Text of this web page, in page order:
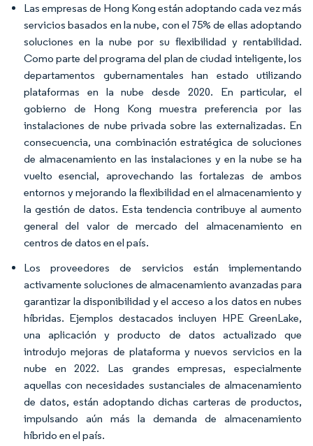
Las empresas de Hong Kong están adoptando cada vez más
servicios basados en la nube, con el 75% de ellas adoptando
soluciones en la nube por su flexibilidad y rentabilidad.
Como parte del programa del plan de ciudad inteligente, los
departamentos gubernamentales han estado utilizando
plataformas en la nube desde 2020. En particular, el
gobierno de Hong Kong muestra preferencia por las
instalaciones de nube privada sobre las externalizadas. En
consecuencia, una combinación estratégica de soluciones
de almacenamiento en las instalaciones y en la nube se ha
vuelto esencial, aprovechando las fortalezas de ambos
entornos y mejorando la flexibilidad en el almacenamiento y
la gestión de datos. Esta tendencia contribuye al aumento
general del valor de mercado del almacenamiento en
centros de datos en el país.
Los proveedores de servicios están implementando
activamente soluciones de almacenamiento avanzadas para
garantizar la disponibilidad y el acceso a los datos en nubes
híbridas. Ejemplos destacados incluyen HPE GreenLake,
una aplicación y producto de datos actualizado que
introdujo mejoras de plataforma y nuevos servicios en la
nube en 2022. Las grandes empresas, especialmente
aquellas con necesidades sustanciales de almacenamiento
de datos, están adoptando dichas carteras de productos,
impulsando aún más la demanda de almacenamiento
híbrido en el país.